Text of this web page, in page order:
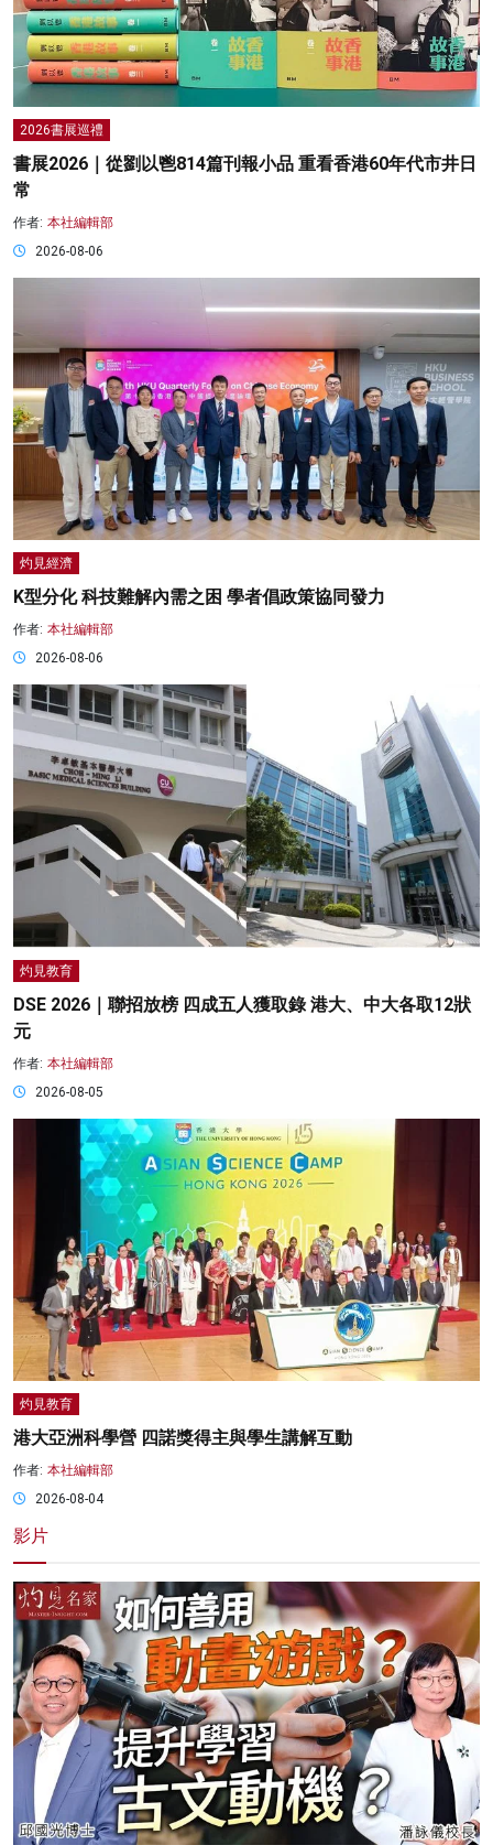
2026書展巡禮
書展2026｜從劉以鬯814篇刊報小品 重看香港60年代市井日
常
作者: 本社編輯部
2026-08-06
灼見經濟
K型分化 科技難解內需之困 學者倡政策協同發力
作者: 本社編輯部
2026-08-06
灼見教育
DSE 2026｜聯招放榜 四成五人獲取錄 港大、中大各取12狀
元
作者: 本社編輯部
2026-08-05
灼見教育
港大亞洲科學營 四諾獎得主與學生講解互動
作者: 本社編輯部
2026-08-04
影片